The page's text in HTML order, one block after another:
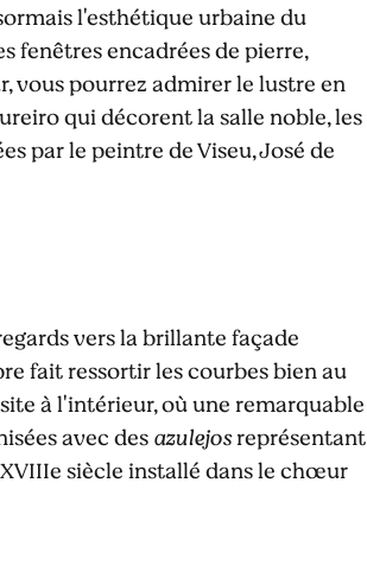
l'esthétique urbaine du
fenêtres encadrées de pierre,
vous pourrez admirer le lustre en
qui décorent la salle noble, les
par le peintre de Viseu, José de
vers la brillante façade
fait ressortir les courbes bien au
à l'intérieur, où une remarquable
avec desazulejosreprésentant
siècle installé dans le chœur